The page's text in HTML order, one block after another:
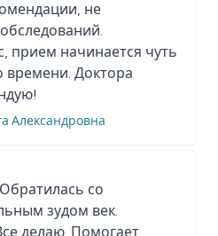
не
прием начинается чуть
времени. Доктора
Александровна
со
зудом век.
делаю. Помогает.